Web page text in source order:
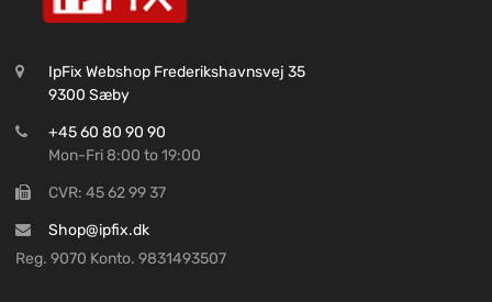
IpFix Webshop Frederikshavnsvej 35
9300 Sæby
+45 60 80 90 90
Mon-Fri 8:00 to 19:00
CVR: 45 62 99 37
Shop@ipfix.dk
Reg. 9070 Konto. 9831493507